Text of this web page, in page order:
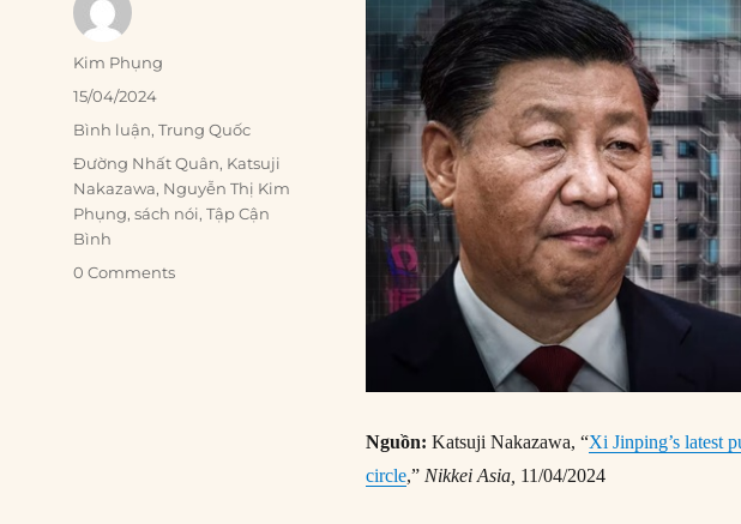
Nguồn:Katsuji Nakazawa, “Xi Jinping’s latest
circle,” Nikkei Asia, 11/04/2024
Author
Kim Phụng
Posted
on
15/04/2024
Categories
Bình luận,Trung Quốc
Tags
Đường Nhất Quân, Katsuji
Nakazawa, Nguyễn Thị Kim
Phụng,sách nói,Tập Cận
Bình
0 Comments